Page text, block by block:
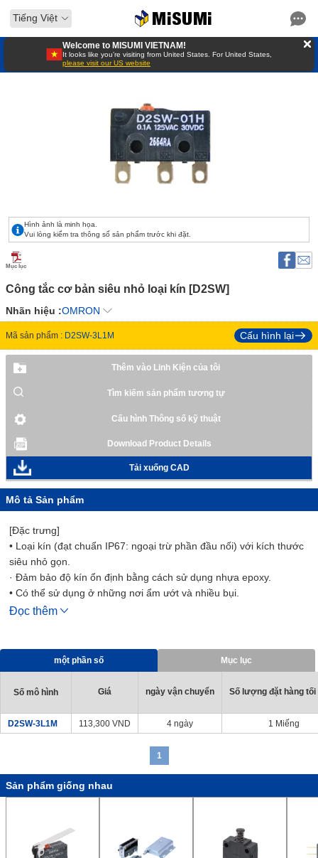
Tiếng Việt
Welcome to MISUMI VIETNAM!
It looks like you’re visiting from United States. For United States,
please visit our US website
Hình ảnh là minh họa.
Vui lòng kiểm tra thông số sản phẩm trước khi đặt.
Mục lục
Công tắc cơ bản siêu nhỏ loại kín [D2SW]
Nhãn hiệu :OMRON
Mã sản phẩm : D2SW-3L1M Cấu hình lại
Thêm vào Linh Kiện của tôi
Tìm kiếm sản phẩm tương tự
Cấu hình Thông số kỹ thuật
Download Product Details
Tải xuống CAD
Mô tả Sản phẩm
[Đặc trưng]
• Loại kín (đạt chuẩn IP67: ngoại trừ phần đầu nối) với kích thước
siêu nhỏ gọn.
· Đảm bảo độ kín ổn định bằng cách sử dụng nhựa epoxy.
• Có thể sử dụng ở những nơi ẩm ướt và nhiều bụi.
• Thích hợp cho các ứng dụng như ô tô, máy bán hàng tự động, tủ
điều kiện môi trường khắc nghiệt.
• Các sản phẩm tiêu chuẩn hỗ trợ UL, CSA, VDE cũng có thể được
cung cấp.
Đọc thêm
một phần số Mục lục
Số mô hình Giá ngày vận chuyển Số lượng đặt hàng tối
D2SW-3L1M 113,300 VND 4 ngày 1 Miếng
1
Sản phẩm giống nhau